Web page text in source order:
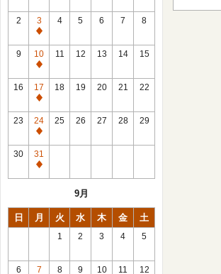
2
3
休
館
日
4 5 6 7 8
9
10
休
館
日
11 12 13 14 15
16
17
休
館
日
18 19 20 21 22
23
24
休
館
日
25 26 27 28 29
30
31
休
9月
日 月 火 水 木 金 土
1 2 3 4 5
6
7
8 9 10 11 12